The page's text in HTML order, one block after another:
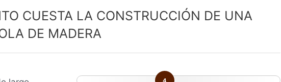
CUESTA LA CONSTRUCCIÓN DE UNA
DE MADERA
4